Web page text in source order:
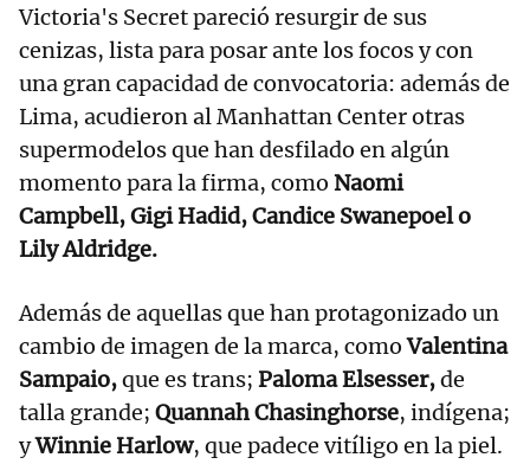
Victoria's Secret pareció resurgir de sus
cenizas, lista para posar ante los focos y con
una gran capacidad de convocatoria: además de
Lima, acudieron al Manhattan Center otras
supermodelos que han desfilado en algún
momento para la firma, como Naomi
Campbell, Gigi Hadid, Candice Swanepoel o
Lily Aldridge.
Además de aquellas que han protagonizado un
cambio de imagen de la marca, comoValentina
Sampaio,que es trans; Paloma Elsesser,de
talla grande; Quannah Chasinghorse, indígena;
yWinnie Harlow, que padece vitíligo en la piel.